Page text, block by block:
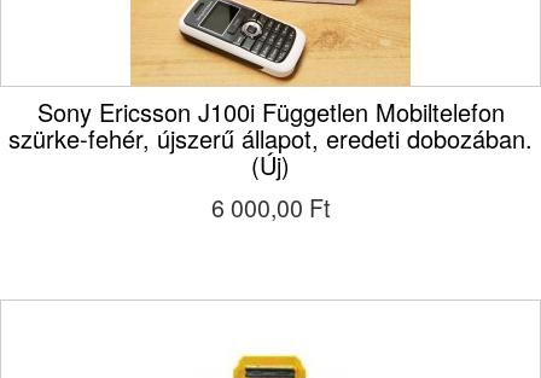
Sony Ericsson J100i Független Mobiltelefon
szürke-fehér, újszerű állapot, eredeti dobozában.
(Új)
6 000,00 Ft‎